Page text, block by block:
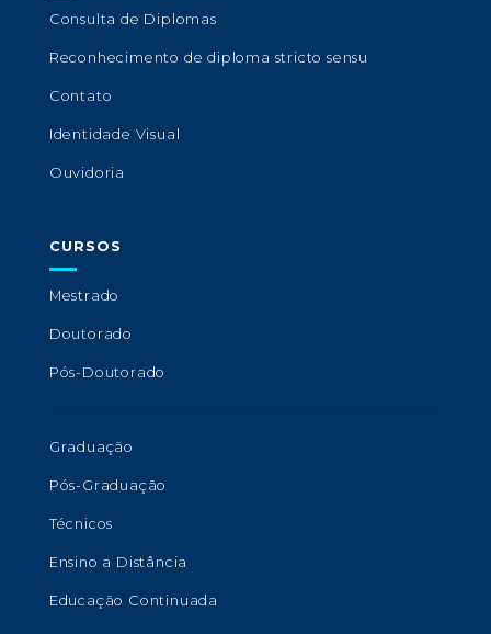
Consulta de Diplomas
Reconhecimento de diploma stricto sensu
Contato
Identidade Visual
Ouvidoria
CURSOS
Mestrado
Doutorado
Pós-Doutorado
Graduação
Pós-Graduação
Técnicos
Ensino a Distância
Educação Continuada